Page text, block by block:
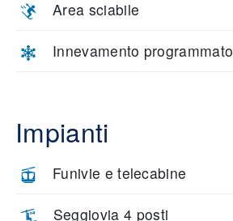
Area sciabile
Innevamento programmato
Impianti
Funivie e telecabine
Seggiovia 4 posti